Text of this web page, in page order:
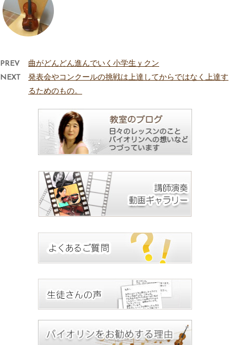
PREV
曲がどんどん進んでいく小学生ｙクン
NEXT
発表会やコンクールの挑戦は上達してからではなく上達す
るためのもの。